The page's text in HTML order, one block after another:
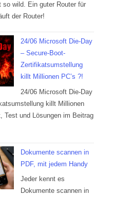
so wild. Ein guter Router für
der Router!
24/06 Microsoft Die-Day
– Secure-Boot-
Zertifikatsumstellung
killt Millionen PC’s ?!
24/06 Microsoft Die-Day
killt Millionen
Test und Lösungen im Beitrag
Dokumente scannen in
PDF, mit jedem Handy
Jeder kennt es
Dokumente scannen in